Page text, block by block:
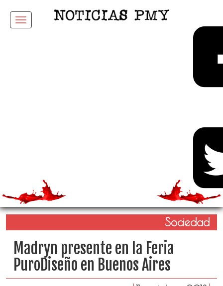
Menu
Sociedad
Madryn presente en la Feria
PuroDiseño en Buenos Aires